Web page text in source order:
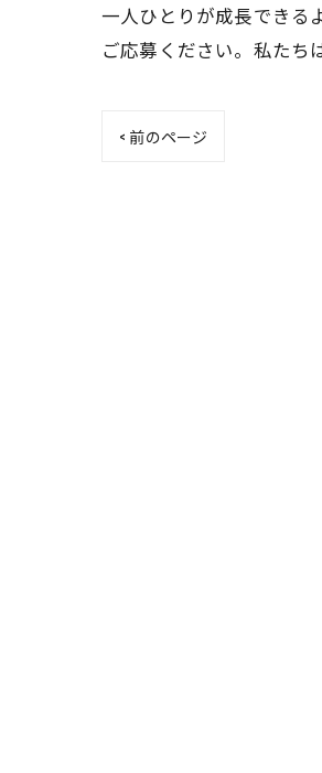
一人ひとりが成長できる
ご応募ください。私たち
< 前のページ